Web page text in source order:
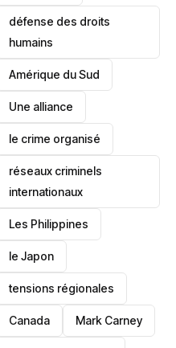
défense des droits
humains
‎Amérique du Sud
Une alliance
le crime organisé
réseaux criminels
internationaux
‎Les Philippines
le Japon
tensions régionales
Canada Mark Carney